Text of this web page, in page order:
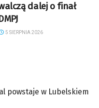
dalej o finał
5 SIERPNIA 2026
powstaje w Lubelskiem